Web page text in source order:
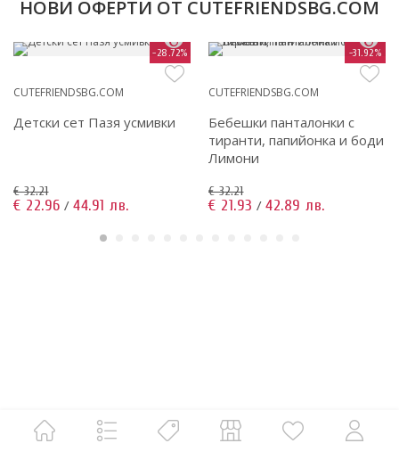
НОВИ ОФЕРТИ ОТ CUTEFRIENDSBG.COM
-28.72%
CUTEFRIENDSBG.COM
Детски сет Пазя усмивки
€ 32.21
€ 22.96 / 44.91 лв.
-31.92%
CUTEFRIENDSBG.COM
Бебешки панталонки с
тиранти, папийонка и боди
Лимони
€ 32.21
€ 21.93 / 42.89 лв.